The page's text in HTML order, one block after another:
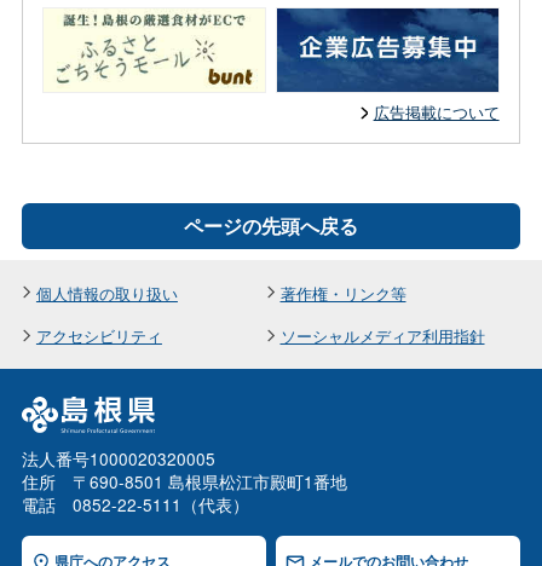
広告掲載について
ページの先頭へ戻る
個人情報の取り扱い
著作権・リンク等
アクセシビリティ
ソーシャルメディア利用指針
法人番号1000020320005
住所 〒690-8501 島根県松江市殿町1番地
電話 0852-22-5111（代表）